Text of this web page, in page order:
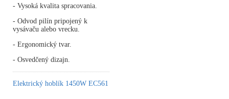
- Vysoká kvalita spracovania.
- Odvod pilín pripojený k
vysávaču alebo vrecku.
- Ergonomický tvar.
- Osvedčený dizajn.
Elektrický hoblík 1450W EC561